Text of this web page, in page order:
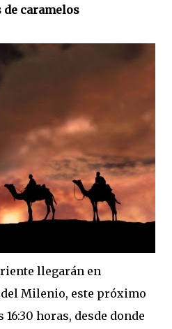
caramelos
llegarán en
Milenio, este próximo
16:30 horas, desde donde